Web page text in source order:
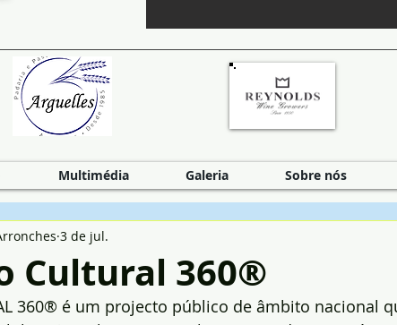
Multimédia Galeria Sobre nós
Cultural 360®
3 de jul.
360® é um projecto público de âmbito nacional